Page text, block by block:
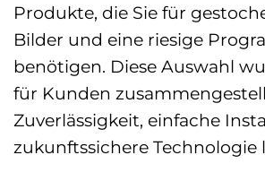
Produkte, die Sie für
Bilder und eine riesige
benötigen. Diese Auswahl
für Kunden
Zuverlässigkeit, einfache
zukunftssichere Technologie